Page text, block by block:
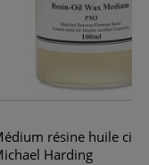
résine huile cire
Harding